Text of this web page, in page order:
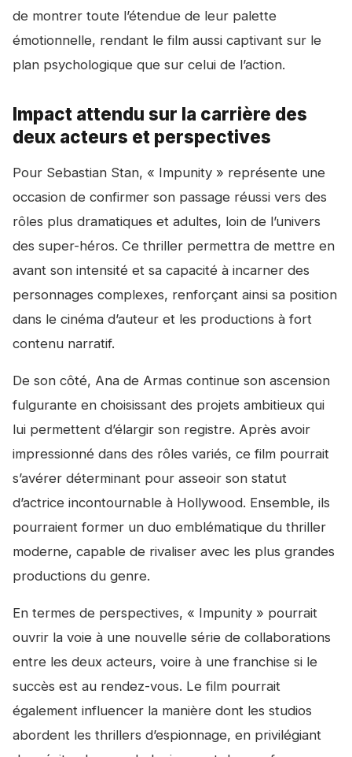
de montrer toute l’étendue de leur palette
émotionnelle, rendant le film aussi captivant sur le
plan psychologique que sur celui de l’action.
Impact attendu sur la carrière des
deux acteurs et perspectives
Pour Sebastian Stan, « Impunity » représente une
occasion de confirmer son passage réussi vers des
rôles plus dramatiques et adultes, loin de l’univers
des super-héros. Ce thriller permettra de mettre en
avant son intensité et sa capacité à incarner des
personnages complexes, renforçant ainsi sa position
dans le cinéma d’auteur et les productions à fort
contenu narratif.
De son côté, Ana de Armas continue son ascension
fulgurante en choisissant des projets ambitieux qui
lui permettent d’élargir son registre. Après avoir
impressionné dans des rôles variés, ce film pourrait
s’avérer déterminant pour asseoir son statut
d’actrice incontournable à Hollywood. Ensemble, ils
pourraient former un duo emblématique du thriller
moderne, capable de rivaliser avec les plus grandes
productions du genre.
En termes de perspectives, « Impunity » pourrait
ouvrir la voie à une nouvelle série de collaborations
entre les deux acteurs, voire à une franchise si le
succès est au rendez-vous. Le film pourrait
également influencer la manière dont les studios
abordent les thrillers d’espionnage, en privilégiant